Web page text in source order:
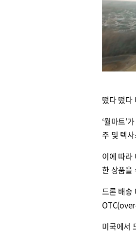
떴다 떴다
‘월마트’
주 및 텍
이에 따라
한 상품을
드론 배송
미국에서